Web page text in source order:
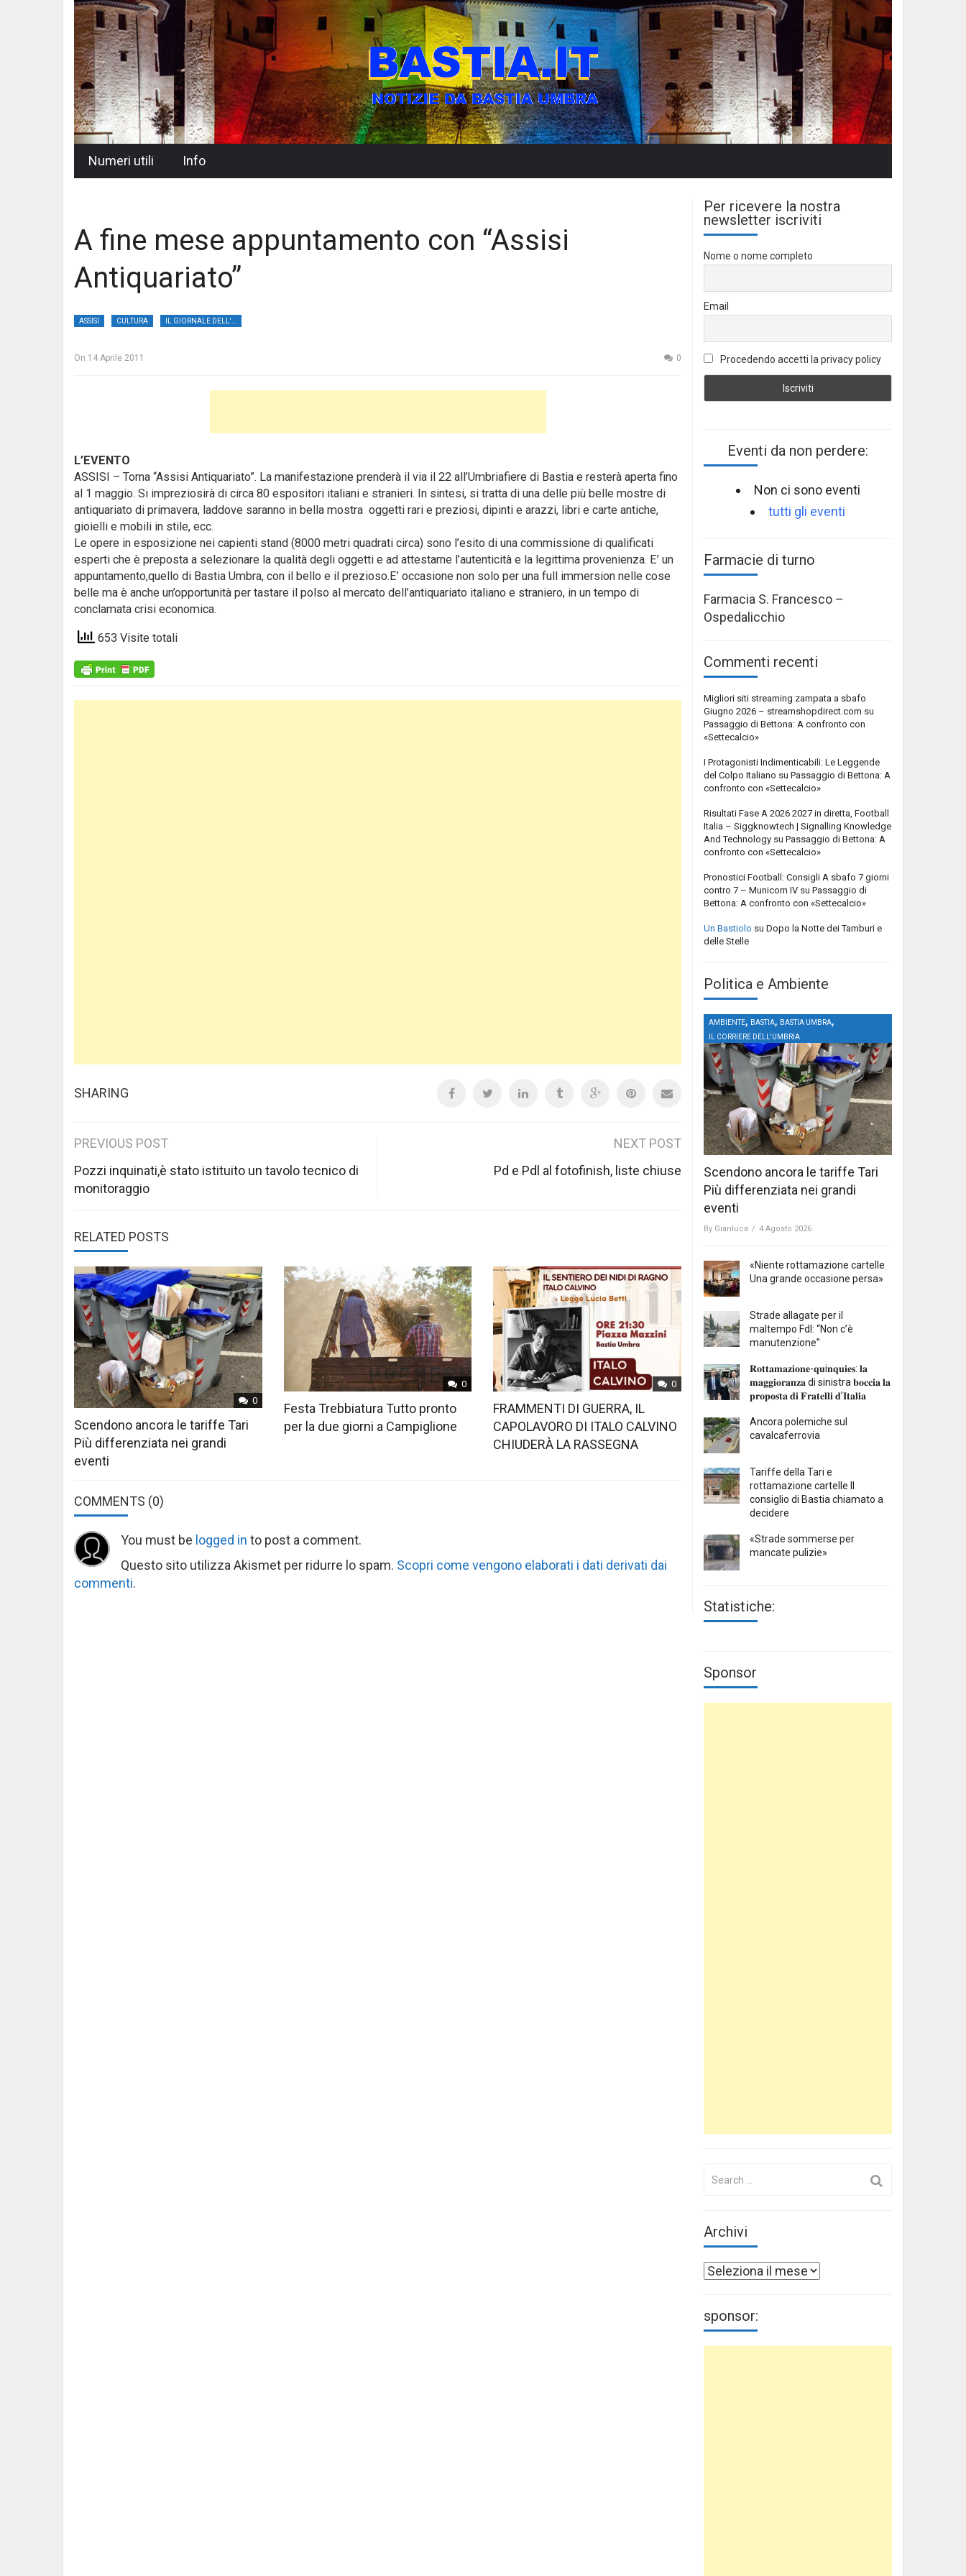
Numeri utili Info
A fine mese appuntamento con “Assisi
Antiquariato”
ASSISI CULTURA
On 14 Aprile 2011 0
L’EVENTO
ASSISI – Torna “Assisi Antiquariato”. La manifestazione prenderà il via il 22 all’Umbriafiere di Bastia e resterà aperta fino
al 1 maggio. Si impreziosirà di circa 80 espositori italiani e stranieri. In sintesi, si tratta di una delle più belle mostre di
antiquariato di primavera, laddove saranno in bella mostra oggetti rari e preziosi, dipinti e arazzi, libri e carte antiche,
gioielli e mobili in stile, ecc.
Le opere in esposizione nei capienti stand (8000 metri quadrati circa) sono l’esito di una commissione di qualificati
esperti che è preposta a selezionare la qualità degli oggetti e ad attestarne l’autenticità e la legittima provenienza. E’ un
appuntamento,quello di Bastia Umbra, con il bello e il prezioso.E’ occasione non solo per una full immersion nelle cose
belle ma è anche un’opportunità per tastare il polso al mercato dell’antiquariato italiano e straniero, in un tempo di
conclamata crisi economica.
653 Visite totali
SHARING
Post
navigation
PREVIOUS POST
Pozzi inquinati,è stato istituito un tavolo tecnico di
monitoraggio
NEXT POST
Pd e Pdl al fotofinish, liste chiuse
RELATED POSTS
0
Scendono ancora le tariffe Tari
Più differenziata nei grandi
eventi
0
Festa Trebbiatura Tutto pronto
per la due giorni a Campiglione
0
FRAMMENTI DI GUERRA, IL
CAPOLAVORO DI ITALO CALVINO
CHIUDERÀ LA RASSEGNA
COMMENTS (0)
You must be logged in to post a comment.
Questo sito utilizza Akismet per ridurre lo spam. Scopri come vengono elaborati i dati derivati dai
commenti.
Per ricevere la nostra
newsletter iscriviti
Nome o nome completo
Email
Procedendo accetti la privacy policy
Eventi da non perdere:
Non ci sono eventi
tutti gli eventi
Farmacie di turno
Farmacia S. Francesco –
Ospedalicchio
Commenti recenti
Migliori siti streaming zampata a sbafo
Giugno 2026 – streamshopdirect.com su
Passaggio di Bettona: A confronto con
«Settecalcio»
I Protagonisti Indimenticabili: Le Leggende
del Colpo Italiano su Passaggio di Bettona: A
confronto con «Settecalcio»
Risultati Fase A 2026 2027 in diretta, Football
Italia – Siggknowtech | Signalling Knowledge
And Technology su Passaggio di Bettona: A
confronto con «Settecalcio»
Pronostici Football: Consigli A sbafo 7 giorni
contro 7 – Municorn IV su Passaggio di
Bettona: A confronto con «Settecalcio»
Un Bastiolo su Dopo la Notte dei Tamburi e
delle Stelle
Politica e Ambiente
AMBIENTE, BASTIA, BASTIA UMBRA,
IL CORRIERE DELL'UMBRIA
Scendono ancora le tariffe Tari
Più differenziata nei grandi
eventi
By Gianluca / 4 Agosto 2026
«Niente rottamazione cartelle
Una grande occasione persa»
Strade allagate per il
maltempo FdI: “Non c’è
manutenzione”
𝐑𝐨𝐭𝐭𝐚𝐦𝐚𝐳𝐢𝐨𝐧𝐞-𝐪𝐮i𝐧𝐪𝐮𝐢𝐞𝐬: 𝐥𝐚
𝐦𝐚𝐠𝐠𝐢𝐨𝐫𝐚𝐧𝐳𝐚 di sinistra 𝐛𝐨𝐜𝐜𝐢𝐚 𝐥𝐚
𝐩𝐫𝐨𝐩𝐨𝐬𝐭𝐚 𝐝𝐢 𝐅𝐫𝐚𝐭𝐞𝐥𝐥𝐢 𝐝’𝐈𝐭𝐚𝐥𝐢𝐚
Ancora polemiche sul
cavalcaferrovia
Tariffe della Tari e
rottamazione cartelle Il
consiglio di Bastia chiamato a
decidere
«Strade sommerse per
mancate pulizie»
Statistiche:
Sponsor
Search
Archivi
Archivi
sponsor: